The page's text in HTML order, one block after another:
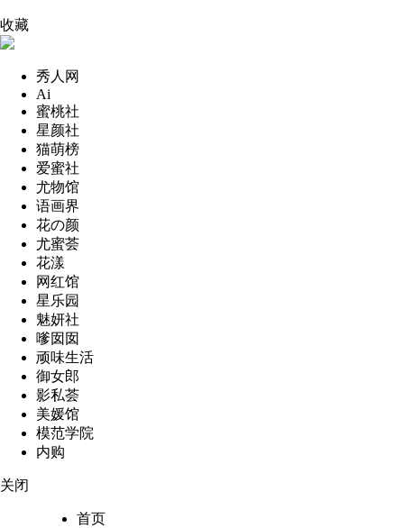
收藏
秀人网
Ai
蜜桃社
星颜社
猫萌榜
爱蜜社
尤物馆
语画界
花の颜
尤蜜荟
花漾
网红馆
星乐园
魅妍社
嗲囡囡
顽味生活
御女郎
影私荟
美媛馆
模范学院
内购
关闭
首页